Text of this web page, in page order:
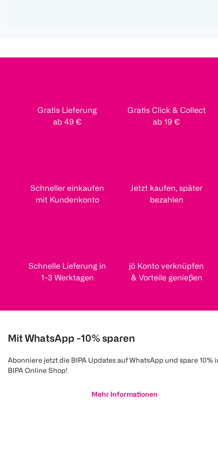
Gratis Lieferung
ab 49 €
Gratis Click & Collect
ab 19 €
Schneller einkaufen
mit Kundenkonto
Jetzt kaufen, später
bezahlen
Schnelle Lieferung in
1-3 Werktagen
jö Konto verknüpfen
& Vorteile genießen
Mit WhatsApp -10% sparen
Abonniere jetzt die BIPA Updates auf WhatsApp und spare 10%
BIPA Online Shop!
Mehr Informationen